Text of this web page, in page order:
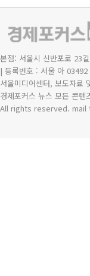
본점: 서울시 신반포로 23
| 등록번호 : 서울 아 03492
서울미디어센터, 보도자
경제포커스 뉴스 모든 콘
All rights reserved. mail